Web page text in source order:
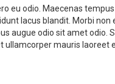
eu odio. Maecenas
lacus blandit. Morbi
augue odio sit amet
mauris